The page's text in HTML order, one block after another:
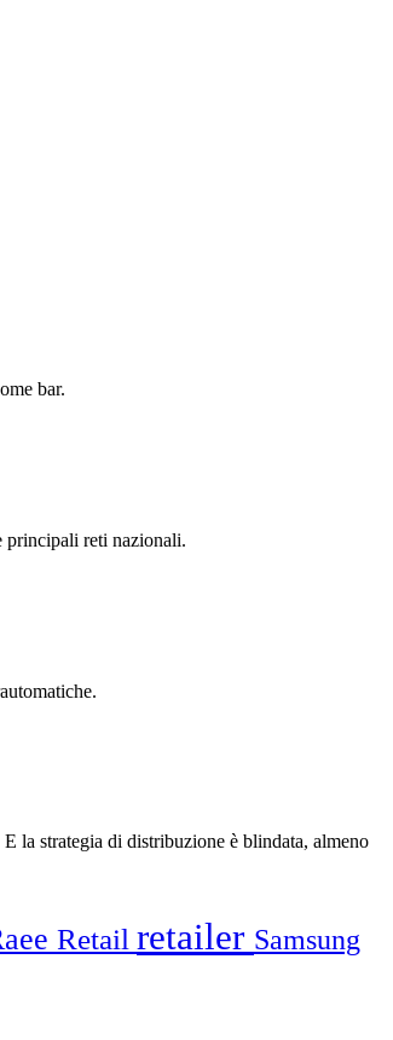
bar.
principali reti nazionali.
la strategia di distribuzione è blindata, almeno
Retail retailer Samsung